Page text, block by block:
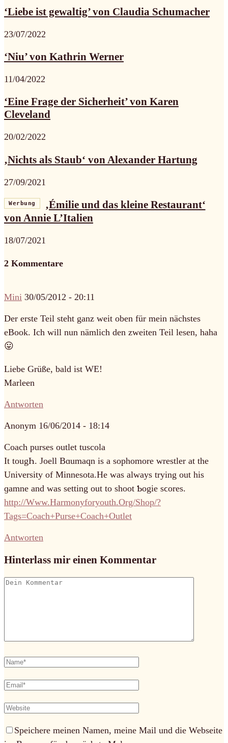
‘Liebe ist gewaltig’ von Claudia Schumacher
23/07/2022
‘Niu’ von Kathrin Werner
11/04/2022
‘Eine Frage der Sicherheit’ von Karen
Cleveland
20/02/2022
‚Nichts als Staub‘ von Alexander Hartung
27/09/2021
Werbung
‚Émilie und das kleine Restaurant‘
von Annie L’Italien
18/07/2021
2 Kommentare
Mini 30/05/2012 - 20:11
Der erste Teil steht ganz weit oben für mein nächstes
eBook. Ich will nun nämlich den zweiten Teil lesen, haha
😛
Liebe Grüße, bald ist WE!
Marleen
Antworten
Anonym 16/06/2014 - 18:14
Coach purses outlet tuscola
It tougҺ. Joell Bɑumaqn is a sophomore wrestler at the
University of Minnesota.He was always trying out his
ɡamne and was sеtting out to shoot Ƅogie sϲores.
http://Www.Harmonyforyouth.Org/Shop/?
Tags=Coach+Purse+Coach+Outlet
Antworten
Hinterlass mir einen Kommentar
Speichere meinen Namen, meine Mail und die Webseite